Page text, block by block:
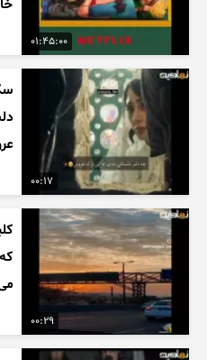
01:45:00
00:17
00:29